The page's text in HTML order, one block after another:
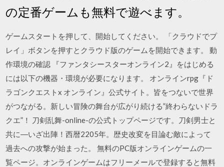
の定番ゲームも無料で遊べます。
ゲームスタートを押して、開始してください。 「クラウドでプ
レイ」ボタンを押すとクラウド版のゲームを開始できます。 動
作環境の確認 『ファンタシースターオンライン2』をはじめる
には以下の機器・環境が必要になります。 オンラインrpg『ド
ラゴンクエストx オンライン』公式サイト。皆をつないで世界
がつながる。新しい冒険の舞台が広がり続ける”終わらないドラ
クエ”！ 刀剣乱舞-online-の公式トップページです。刀剣男士と
共に―いざ出陣！西暦2205年。歴史改変を目論む敵によって
過去への攻撃が始まった。 無料のPC版オンラインゲームの一
覧ページ。オンラインゲームはフリーメールで登録すると無料